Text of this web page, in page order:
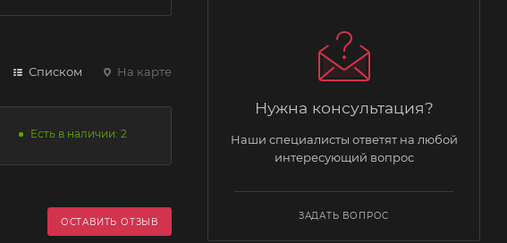
Списком На карте
Есть в наличии: 2
ОСТАВИТЬ ОТЗЫВ
Нужна консультация?
Наши специалисты ответят на любой
интересующий вопрос
ЗАДАТЬ ВОПРОС